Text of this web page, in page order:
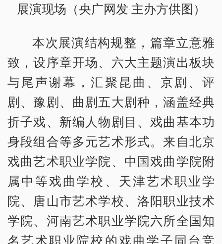
展演现场（央广网发 主办方供图）
本次展演结构规整，篇章立意雅
致，设序章开场、六大主题演出板块
与尾声谢幕，汇聚昆曲、京剧、评
剧、豫剧、曲剧五大剧种，涵盖经典
折子戏、新编人物剧目、戏曲基本功
身段组合等多元艺术形式。来自北京
戏曲艺术职业学院、中国戏曲学院附
属中等戏曲学校、天津艺术职业学
院、唐山市艺术学校、洛阳职业技术
学院、河南艺术职业学院六所全国知
名艺术职业院校的戏曲学子同台竞